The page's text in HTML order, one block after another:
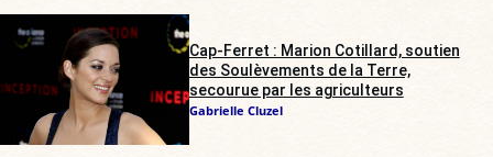
Cap-Ferret : Marion Cotillard, soutien
des Soulèvements de la Terre,
secourue par les agriculteurs
Gabrielle Cluzel